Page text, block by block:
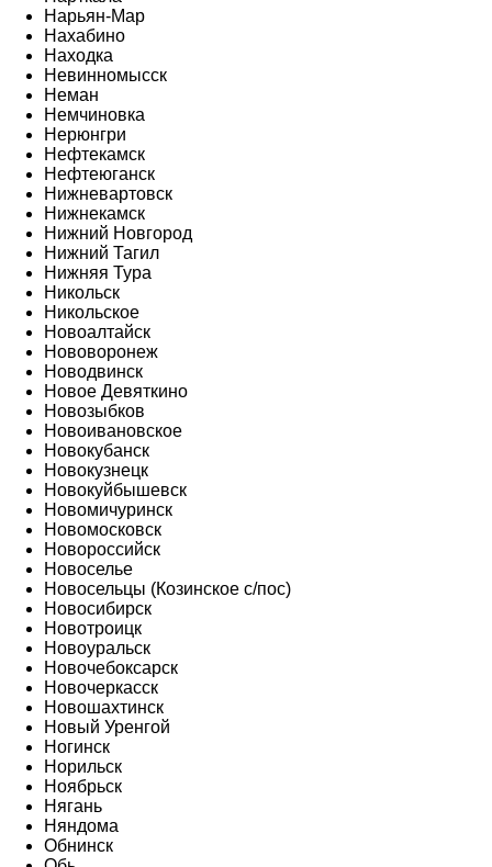
Нарьян-Мар
Нахабино
Находка
Невинномысск
Неман
Немчиновка
Нерюнгри
Нефтекамск
Нефтеюганск
Нижневартовск
Нижнекамск
Нижний Новгород
Нижний Тагил
Нижняя Тура
Никольск
Никольское
Новоалтайск
Нововоронеж
Новодвинск
Новое Девяткино
Новозыбков
Новоивановское
Новокубанск
Новокузнецк
Новокуйбышевск
Новомичуринск
Новомосковск
Новороссийск
Новоселье
Новосельцы (Козинское с/пос)
Новосибирск
Новотроицк
Новоуральск
Новочебоксарск
Новочеркасск
Новошахтинск
Новый Уренгой
Ногинск
Норильск
Ноябрьск
Нягань
Няндома
Обнинск